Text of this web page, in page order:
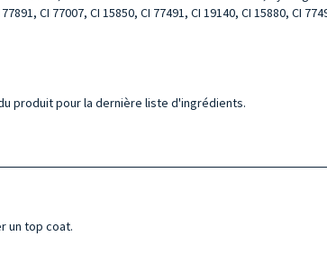
CI 77007, CI 15850, CI 77491, CI 19140, CI 15880, CI
produit pour la dernière liste d'ingrédients.
un top coat.